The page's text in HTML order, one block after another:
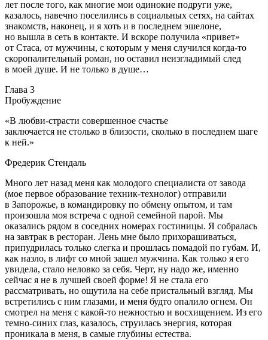
лет после того, как многие мои одинокие подруги уже,
казалось, навечно поселились в социальных сетях, на сайтах
знакомств, наконец, и я хоть и в последнем эшелоне,
но вышла в сеть в контакте. И вскоре получила «привет»
от Стаса, от мужчины, с которым у меня случился когда-то
скоропалительный роман, но оставил неизгладимый след
в моей душе. И не только в душе…
Глава 3
Пробуждение
«В любви-страсти совершенное счастье
заключается не столько в близости, сколько в последнем шаге
к ней.»
Фредерик Стендаль
Много лет назад меня как молодого специалиста от завода
(мое первое образование техник-технолог) отправили
в Запорожье, в командировку по обмену опытом, и там
произошла моя встреча с одной семейной парой. Мы
оказались рядом в соседних номерах гостиницы. Я собралась
на завтрак в ресторан. Лень мне было прихорашиваться,
припудрилась только слегка и прошлась помадой по губам. И,
как назло, в лифт со мной зашел мужчина. Как только я его
увидела, стало неловко за себя. Черт, ну надо же, именно
сейчас я не в лучшей своей форме! Я не стала его
рассматривать, но ощутила на себе пристальный взгляд. Мы
встретились с ним глазами, и меня будто опалило огнем. Он
смотрел на меня с какой-то нежностью и восхищением. Из его
темно-синих глаз, казалось, струилась энергия, которая
проникала в меня, в самые глубины естества.